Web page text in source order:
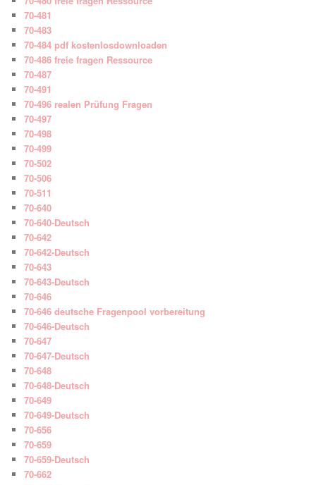
70-481
70-483
70-484 pdf kostenlosdownloaden
70-486 freie fragen Ressource
70-487
70-491
70-496 realen Prüfung Fragen
70-497
70-498
70-499
70-502
70-506
70-511
70-640
70-640-Deutsch
70-642
70-642-Deutsch
70-643
70-643-Deutsch
70-646
70-646 deutsche Fragenpool vorbereitung
70-646-Deutsch
70-647
70-647-Deutsch
70-648
70-648-Deutsch
70-649
70-649-Deutsch
70-656
70-659
70-659-Deutsch
70-662